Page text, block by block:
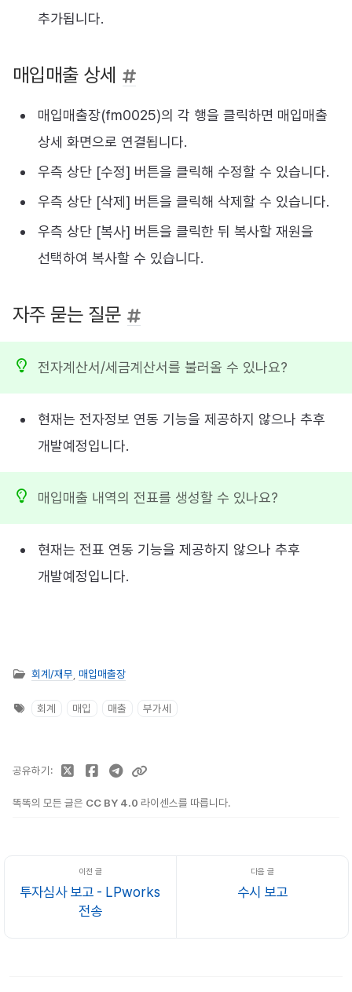
추가됩니다.
매입매출 상세
매입매출장(fm0025)의 각 행을 클릭하면 매입매출
상세 화면으로 연결됩니다.
우측 상단 [수정] 버튼을 클릭해 수정할 수 있습니다.
우측 상단 [삭제] 버튼을 클릭해 삭제할 수 있습니다.
우측 상단 [복사] 버튼을 클릭한 뒤 복사할 재원을
선택하여 복사할 수 있습니다.
자주 묻는 질문
전자계산서/세금계산서를 불러올 수 있나요?
현재는 전자정보 연동 기능을 제공하지 않으나 추후
개발예정입니다.
매입매출 내역의 전표를 생성할 수 있나요?
현재는 전표 연동 기능을 제공하지 않으나 추후
개발예정입니다.
회계/재무 매입매출장
회계 매입 매출 부가세
똑똑의 모든 글은 CC BY 4.0 라이센스를 따릅니다.
공유하기
투자심사 보고 - LPworks
전송
수시 보고